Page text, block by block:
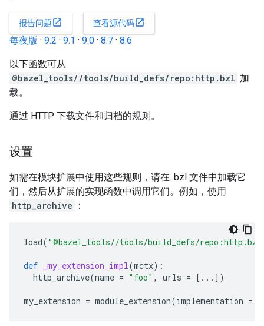
报告问题open_in_new 查看源代码open_in_new
每夜版 · 9.2 · 9.1 · 9.0 · 8.7 · 8.6
以下函数可从
@bazel_tools//tools/build_defs/repo:http.bzl 加
载。
通过 HTTP 下载文件和归档的规则。
设置
如需在模块扩展中使用这些规则，请在 .bzl 文件中加载它
们，然后从扩展的实现函数中调用它们。例如，使用
http_archive
：
load( "@bazel_tools//tools/build_defs/
def _my_extension_impl(mctx):
http_archive(name = "foo" , urls = [ ... ])
my_extension = module_extension(implementation =